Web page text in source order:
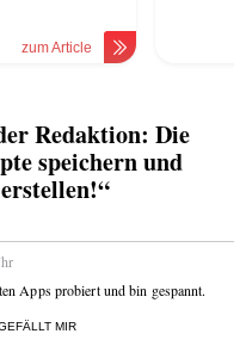
zum Article
Redaktion: Die
speichern und
Apps probiert und bin gespannt.
MIR